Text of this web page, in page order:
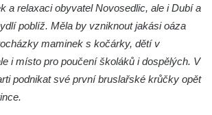
pod křížem u
Mikuláše v Českých
Jana Nepomuckého u
v Českých
a relaxaci obyvatel Novosedlic, ale i Dubí a
poblíž. Měla by vzniknout jakási oáza
maminek s kočárky, dětí v
i místo pro poučení školáků i dospělých. V
podnikat své první bruslařské krůčky opět